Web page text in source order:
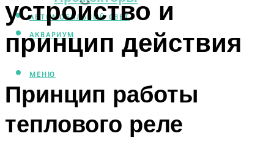
АВТОМОБИЛЬНЫЙ СВЕТ
АКВАРИУМ
МЕНЮ
устройство и
принцип действия
Принцип работы
теплового реле